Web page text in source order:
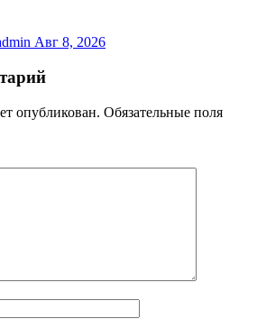
Авг 8, 2026
опубликован. Обязательные поля